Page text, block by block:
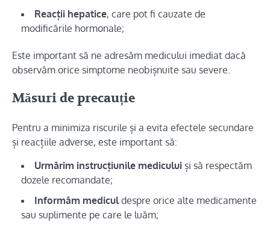
Reacții hepatice, care pot fi cauzate de
modificările hormonale;
Este important să ne adresăm medicului imediat dacă
observăm orice simptome neobișnuite sau severe.
Măsuri de precauție
Pentru a minimiza riscurile și a evita efectele secundare
și reacțiile adverse, este important să:
Urmărim instrucțiunile medicului și să respectăm
dozele recomandate;
Informăm mediculdespre orice alte medicamente
sau suplimente pe care le luăm;